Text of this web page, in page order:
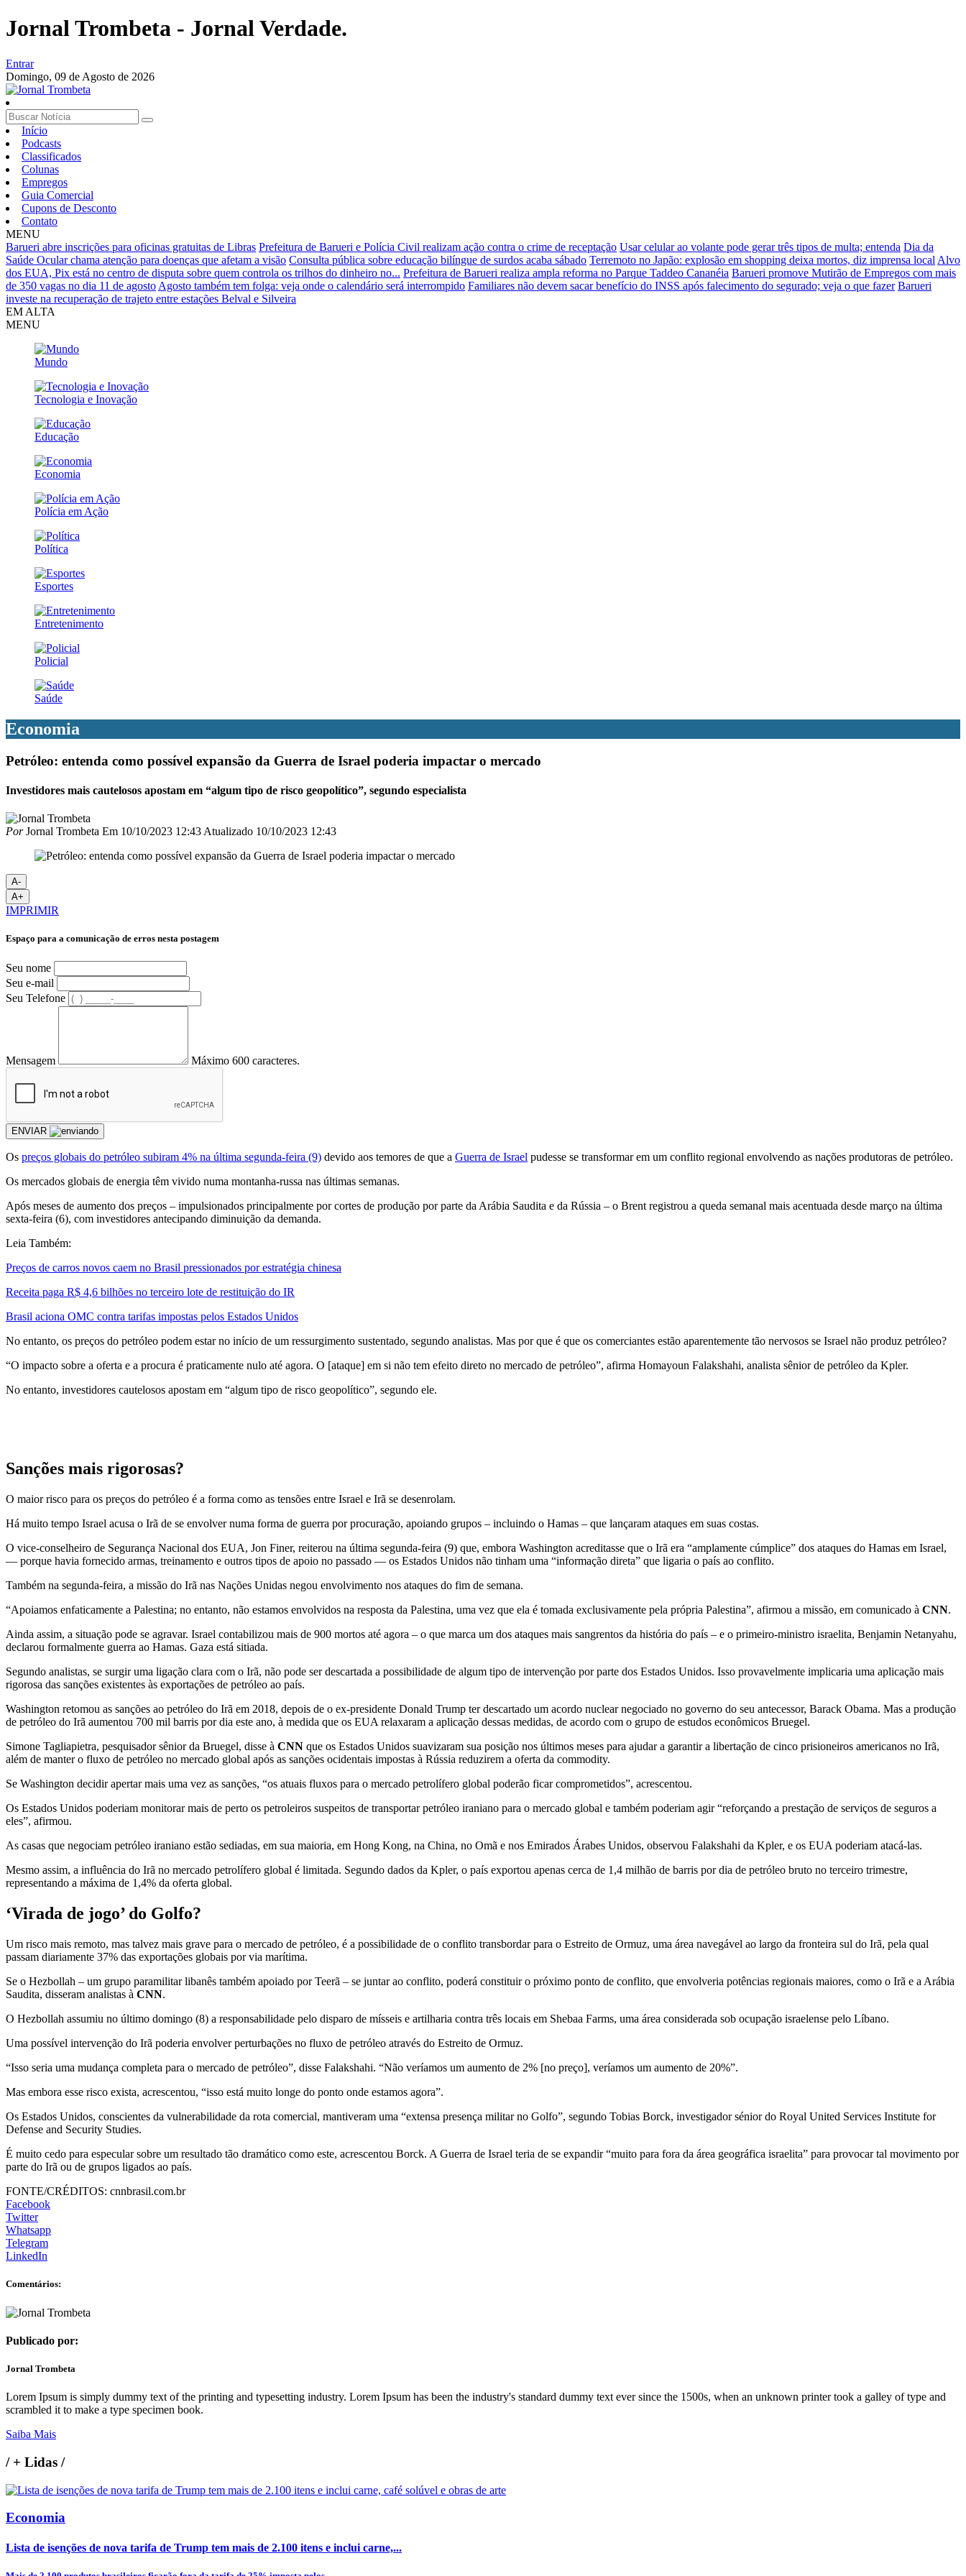
Jornal Trombeta - Jornal Verdade.
Entrar
Domingo, 09 de Agosto de 2026
Início
Podcasts
Classificados
Colunas
Empregos
Guia Comercial
Cupons de Desconto
Contato
MENU
Barueri abre inscrições para oficinas gratuitas de Libras Prefeitura de Barueri e Polícia Civil realizam ação contra o crime de receptação Usar celular ao volante pode gerar três tipos de multa; entenda Dia da
Saúde Ocular chama atenção para doenças que afetam a visão Consulta pública sobre educação bilíngue de surdos acaba sábado Terremoto no Japão: explosão em shopping deixa mortos, diz imprensa local Alvo
dos EUA, Pix está no centro de disputa sobre quem controla os trilhos do dinheiro no... Prefeitura de Barueri realiza ampla reforma no Parque Taddeo Cananéia Barueri promove Mutirão de Empregos com mais
de 350 vagas no dia 11 de agosto Agosto também tem folga: veja onde o calendário será interrompido Familiares não devem sacar benefício do INSS após falecimento do segurado; veja o que fazer Barueri
investe na recuperação de trajeto entre estações Belval e Silveira
EM ALTA
MENU
Mundo
Tecnologia e Inovação
Educação
Economia
Polícia em Ação
Política
Esportes
Entretenimento
Policial
Saúde
Economia
Petróleo: entenda como possível expansão da Guerra de Israel poderia impactar o mercado
Investidores mais cautelosos apostam em “algum tipo de risco geopolítico”, segundo especialista
PorJornal Trombeta Em 10/10/2023 12:43 Atualizado 10/10/2023 12:43
A-
A+
IMPRIMIR
Espaço para a comunicação de erros nesta postagem
Seu nome
Seu e-mail
Seu Telefone
Mensagem Máximo 600 caracteres.
ENVIAR
Os preços globais do petróleo subiram 4% na última segunda-feira (9) devido aos temores de que a Guerra de Israel pudesse se transformar em um conflito regional envolvendo as nações produtoras de petróleo.
Os mercados globais de energia têm vivido numa montanha-russa nas últimas semanas.
Após meses de aumento dos preços – impulsionados principalmente por cortes de produção por parte da Arábia Saudita e da Rússia – o Brent registrou a queda semanal mais acentuada desde março na última
sexta-feira (6), com investidores antecipando diminuição da demanda.
Leia Também:
Preços de carros novos caem no Brasil pressionados por estratégia chinesa
Receita paga R$ 4,6 bilhões no terceiro lote de restituição do IR
Brasil aciona OMC contra tarifas impostas pelos Estados Unidos
No entanto, os preços do petróleo podem estar no início de um ressurgimento sustentado, segundo analistas. Mas por que é que os comerciantes estão aparentemente tão nervosos se Israel não produz petróleo?
“O impacto sobre a oferta e a procura é praticamente nulo até agora. O [ataque] em si não tem efeito direto no mercado de petróleo”, afirma Homayoun Falakshahi, analista sênior de petróleo da Kpler.
No entanto, investidores cautelosos apostam em “algum tipo de risco geopolítico”, segundo ele.
Sanções mais rigorosas?
O maior risco para os preços do petróleo é a forma como as tensões entre Israel e Irã se desenrolam.
Há muito tempo Israel acusa o Irã de se envolver numa forma de guerra por procuração, apoiando grupos – incluindo o Hamas – que lançaram ataques em suas costas.
O vice-conselheiro de Segurança Nacional dos EUA, Jon Finer, reiterou na última segunda-feira (9) que, embora Washington acreditasse que o Irã era “amplamente cúmplice” dos ataques do Hamas em Israel,
— porque havia fornecido armas, treinamento e outros tipos de apoio no passado — os Estados Unidos não tinham uma “informação direta” que ligaria o país ao conflito.
Também na segunda-feira, a missão do Irã nas Nações Unidas negou envolvimento nos ataques do fim de semana.
“Apoiamos enfaticamente a Palestina; no entanto, não estamos envolvidos na resposta da Palestina, uma vez que ela é tomada exclusivamente pela própria Palestina”, afirmou a missão, em comunicado à CNN.
Ainda assim, a situação pode se agravar. Israel contabilizou mais de 900 mortos até agora – o que marca um dos ataques mais sangrentos da história do país – e o primeiro-ministro israelita, Benjamin Netanyahu,
declarou formalmente guerra ao Hamas. Gaza está sitiada.
Segundo analistas, se surgir uma ligação clara com o Irã, não pode ser descartada a possibilidade de algum tipo de intervenção por parte dos Estados Unidos. Isso provavelmente implicaria uma aplicação mais
rigorosa das sanções existentes às exportações de petróleo ao país.
Washington retomou as sanções ao petróleo do Irã em 2018, depois de o ex-presidente Donald Trump ter descartado um acordo nuclear negociado no governo do seu antecessor, Barack Obama. Mas a produção
de petróleo do Irã aumentou 700 mil barris por dia este ano, à medida que os EUA relaxaram a aplicação dessas medidas, de acordo com o grupo de estudos econômicos Bruegel.
Simone Tagliapietra, pesquisador sênior da Bruegel, disse à CNN que os Estados Unidos suavizaram sua posição nos últimos meses para ajudar a garantir a libertação de cinco prisioneiros americanos no Irã,
além de manter o fluxo de petróleo no mercado global após as sanções ocidentais impostas à Rússia reduzirem a oferta da commodity.
Se Washington decidir apertar mais uma vez as sanções, “os atuais fluxos para o mercado petrolífero global poderão ficar comprometidos”, acrescentou.
Os Estados Unidos poderiam monitorar mais de perto os petroleiros suspeitos de transportar petróleo iraniano para o mercado global e também poderiam agir “reforçando a prestação de serviços de seguros a
eles”, afirmou.
As casas que negociam petróleo iraniano estão sediadas, em sua maioria, em Hong Kong, na China, no Omã e nos Emirados Árabes Unidos, observou Falakshahi da Kpler, e os EUA poderiam atacá-las.
Mesmo assim, a influência do Irã no mercado petrolífero global é limitada. Segundo dados da Kpler, o país exportou apenas cerca de 1,4 milhão de barris por dia de petróleo bruto no terceiro trimestre,
representando a máxima de 1,4% da oferta global.
‘Virada de jogo’ do Golfo?
Um risco mais remoto, mas talvez mais grave para o mercado de petróleo, é a possibilidade de o conflito transbordar para o Estreito de Ormuz, uma área navegável ao largo da fronteira sul do Irã, pela qual
passam diariamente 37% das exportações globais por via marítima.
Se o Hezbollah – um grupo paramilitar libanês também apoiado por Teerã – se juntar ao conflito, poderá constituir o próximo ponto de conflito, que envolveria potências regionais maiores, como o Irã e a Arábia
Saudita, disseram analistas à CNN.
O Hezbollah assumiu no último domingo (8) a responsabilidade pelo disparo de mísseis e artilharia contra três locais em Shebaa Farms, uma área considerada sob ocupação israelense pelo Líbano.
Uma possível intervenção do Irã poderia envolver perturbações no fluxo de petróleo através do Estreito de Ormuz.
“Isso seria uma mudança completa para o mercado de petróleo”, disse Falakshahi. “Não veríamos um aumento de 2% [no preço], veríamos um aumento de 20%”.
Mas embora esse risco exista, acrescentou, “isso está muito longe do ponto onde estamos agora”.
Os Estados Unidos, conscientes da vulnerabilidade da rota comercial, mantiveram uma “extensa presença militar no Golfo”, segundo Tobias Borck, investigador sénior do Royal United Services Institute for
Defense and Security Studies.
É muito cedo para especular sobre um resultado tão dramático como este, acrescentou Borck. A Guerra de Israel teria de se expandir “muito para fora da área geográfica israelita” para provocar tal movimento por
parte do Irã ou de grupos ligados ao país.
FONTE/CRÉDITOS: cnnbrasil.com.br
Facebook
Twitter
Whatsapp
Telegram
LinkedIn
Comentários:
Publicado por:
Jornal Trombeta
Lorem Ipsum is simply dummy text of the printing and typesetting industry. Lorem Ipsum has been the industry's standard dummy text ever since the 1500s, when an unknown printer took a galley of type and
scrambled it to make a type specimen book.
Saiba Mais
/+ Lidas /
Economia
Lista de isenções de nova tarifa de Trump tem mais de 2.100 itens e inclui carne,...